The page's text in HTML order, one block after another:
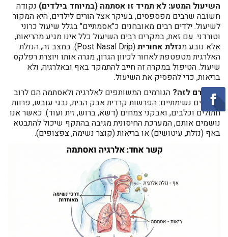
השיעול המטע: לא תמיד זו אסתמה (במיוחד בילדים) נקודה
חשובה שרבים מפספסים, בעיקר אצל הורים לילדים, היא המקור
לשיעול. ילדים רבים מאובחנים כ"אסמתיים" בגלל שיעול כרוני
וטורדני. עם זאת, במקרים רבים השיעול כלל אינו מגיע מהריאות,
אלא נובע מנזלת אחורית
(Post Nasal Drip). במצב זה, הנזלת
האלרגית מטפטפת לאחור לכיוון הגרון, מגרה אותו ויוצרת רפלקס
שיעול. הטיפול במקרה זה חייב להתמקד באף ובאלרגיה, ולא
בריאות, כדי להפסיק את השיעול.
מה גורם לזה? הגורמים המשותפים לאלרגיה ולאסתמה הם לרוב
אלרגנים נשימתיים: הפרשות קרדית אבק הבית, נבגי עובש, פרוות
חתולים וכלבים, ואבקני צמחים (דשא, ברוש, זית ועוד). כאשר אנו
נושמים אותם, המערכת החיסונית מגיבה בהתקף שיכול להתבטא
באף (נזלת, עיטושים) או בריאות (קוצר נשימה, צפצופים).